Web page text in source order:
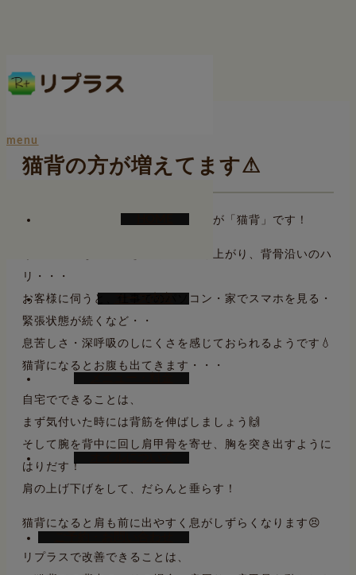
menu
一言二言
猫背の方が増えてます⚠
猫背の方が増えてます⚠
最近、お客様のお身体で気になるのが「猫背」です！
うつ伏せになったときの背中の盛り上がり、背骨沿いのハ
リ・・・
お客様に伺うと、仕事でのパソコン・家でスマホを見る・
緊張状態が続くなど・・
息苦しさ・深呼吸のしにくさを感じておられるようです💧
猫背になるとお腹も出てきます・・・
自宅でできることは、
まず気付いた時には背筋を伸ばしましょう🙌
そして腕を背中に回し肩甲骨を寄せ、胸を突き出すように
はりだす！
肩の上げ下げをして、だらんと垂らす！
猫背になると肩も前に出やすく息がしずらくなります😣
リプラスで改善できることは、